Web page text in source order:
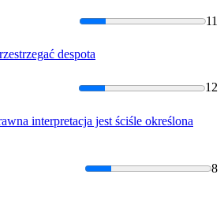
11
despota
12
interpretacja jest ściśle określona
8